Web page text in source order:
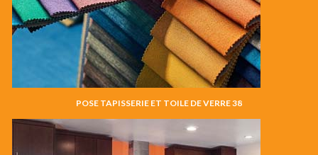
POSE TAPISSERIE ET TOILE DE VERRE 38